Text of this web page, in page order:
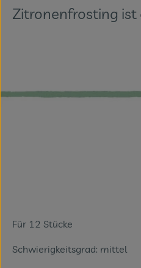
Zitronenfrosting ist
Für 12 Stücke
Schwierigkeitsgrad: mittel